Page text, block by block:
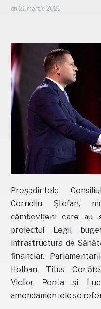
on 21 martie 2026
Președintele
Corneliu Ștefan,
dâmbovițeni care au
proiectul Legii
infrastructura de
financiar.
Holban, Titus
Victor Ponta și
amendamentele se